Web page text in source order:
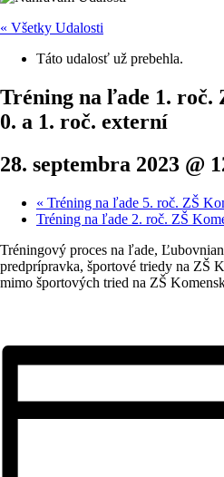
« Všetky Udalosti
Táto udalosť už prebehla.
Tréning na ľade 1. roč.
0. a 1. roč. externí
28. septembra 2023 @
« Tréning na ľade 5. roč. ZŠ
Tréning na ľade 2. roč. ZŠ
Tréningový proces na ľade,
predprípravka, športové triedy na ZŠ
mimo športových tried na ZŠ